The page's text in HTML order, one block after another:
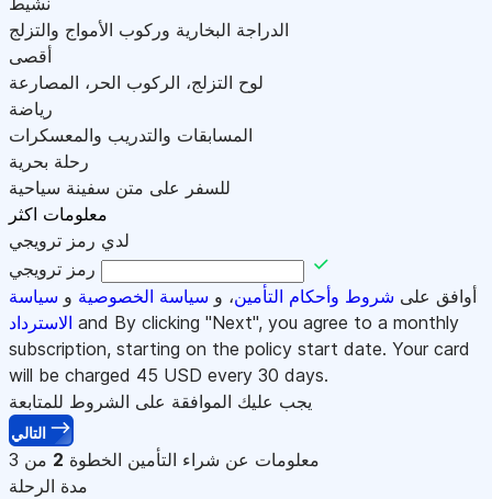
الدراجة البخارية وركوب الأمواج والتزلج
أقصى
لوح التزلج، الركوب الحر، المصارعة
رياضة
المسابقات والتدريب والمعسكرات
رحلة بحرية
للسفر على متن سفينة سياحية
معلومات اكثر
لدي رمز ترويجي
رمز ترويجي
أوافق على شروط وأحكام التأمين، و سياسة الخصوصية و سياسة
الاسترداد and By clicking "Next", you agree to a monthly
subscription, starting on the policy start date. Your card
will be charged 45 USD every 30 days.
يجب عليك الموافقة على الشروط للمتابعة
التالي
معلومات عن شراء التأمين الخطوة 2 من 3
مدة الرحلة